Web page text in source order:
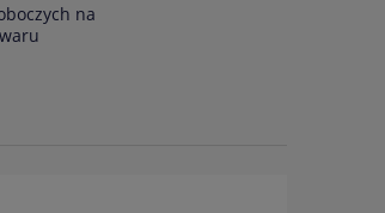
na